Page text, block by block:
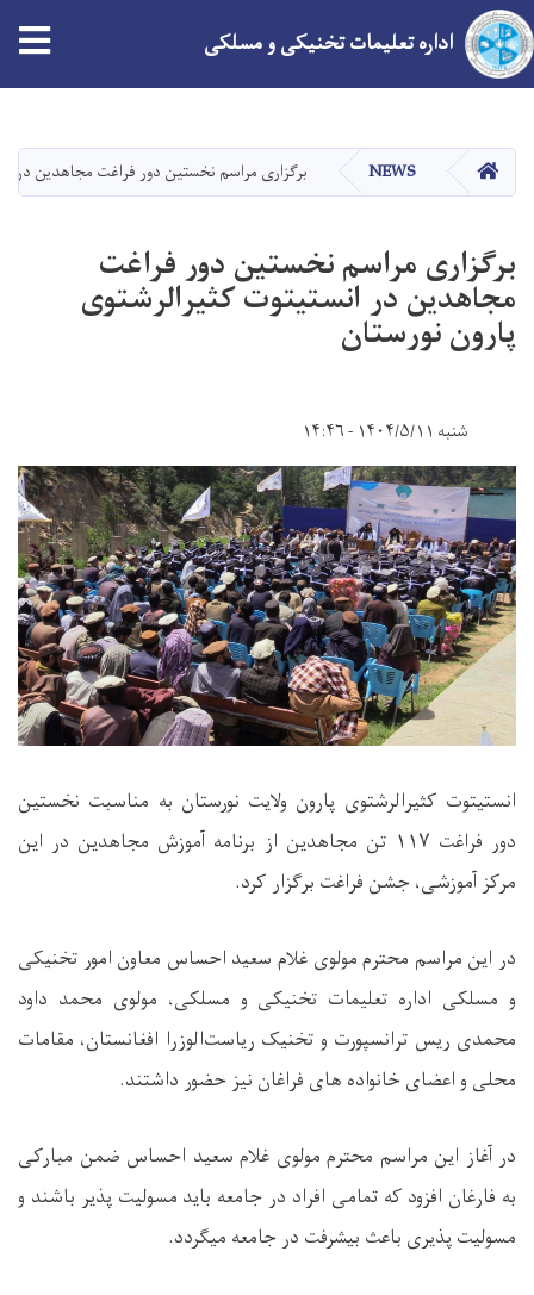
main
content
اداره تعلیمات تخنیکی و مسلکی
HOME
NEWS برگزاری مراسم نخستین دور فراغت مجاهدین در
برگزاری مراسم نخستین دور فراغت
مجاهدین در انستیتوت کثیرالرشتوی
پارون نورستان
شنبه ۱۴۰۴/۵/۱۱ - ۱۴:۴۶
انستیتوت کثیرالرشتوی پارون ولایت نورستان به مناسبت نخستین
دور فراغت ۱۱۷ تن مجاهدین از برنامه آموزش مجاهدین در این
مرکز آموزشی، جشن فراغت برگزار کرد.
در این مراسم محترم مولوی غلام سعید احساس معاون امور تخنیکی
و مسلکی اداره تعلیمات تخنیکی و مسلکی، مولوی محمد داود
محمدی ریس ترانسپورت و تخنیک ریاست‌الوزرا افغانستان، مقامات
محلی و اعضای خانواده های فراغان نیز حضور داشتند.
در آغاز این مراسم محترم مولوی غلام سعید احساس ضمن مبارکی
به فارغان افزود که تمامی افراد در جامعه باید مسولیت پذیر باشند و
مسولیت پذیری باعث بیشرفت در جامعه میگردد.